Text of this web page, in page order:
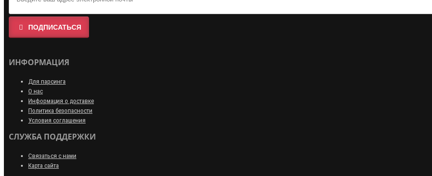
ПОДПИСАТЬСЯ
ИНФОРМАЦИЯ
Для парсинга
О нас
Информация о доставке
Политика безопасности
Условия соглашения
СЛУЖБА ПОДДЕРЖКИ
Связаться с нами
Карта сайта